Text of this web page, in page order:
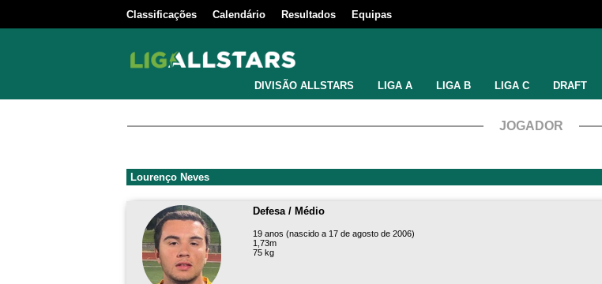
Classificações Calendário Resultados Equipas
DIVISÃO ALLSTARS LIGA A LIGA B LIGA C DRAFT
JOGADOR
Lourenço Neves
Defesa / Médio
19 anos (nascido a 17 de agosto de 2006)
1,73m
75 kg